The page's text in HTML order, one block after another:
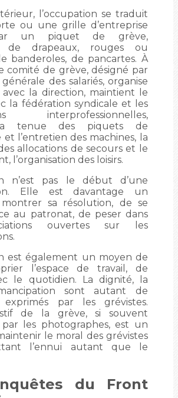
l’occupation se traduit
ou une grille d’entreprise
un piquet de grève,
de drapeaux, rouges ou
banderoles, de pancartes. À
comité de grève, désigné par
générale des salariés, organise
avec la direction, maintient le
la fédération syndicale et les
interprofessionnelles,
tenue des piquets de
et l’entretien des machines, la
allocations de secours et le
l’organisation des loisirs.
n’est pas le début d’une
Elle est davantage un
sa résolution, de se
au patronat, de peser dans
ouvertes sur les
est également un moyen de
l’espace de travail, de
le quotidien. La dignité, la
sont autant de
exprimés par les grévistes.
de la grève, si souvent
les photographes, est un
le moral des grévistes
l’ennui autant que le
du Front